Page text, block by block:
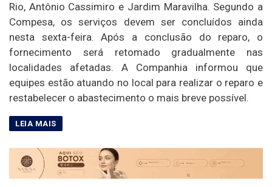
Rio, Antônio Cassimiro e Jardim Maravilha. Segundo a
Compesa, os serviços devem ser concluídos ainda
nesta sexta-feira. Após a conclusão do reparo, o
fornecimento será retomado gradualmente nas
localidades afetadas. A Companhia informou que
equipes estão atuando no local para realizar o reparo e
restabelecer o abastecimento o mais breve possível.